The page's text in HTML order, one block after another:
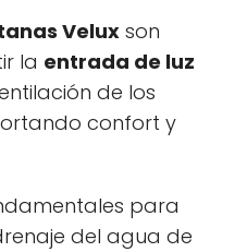
Velux son
la entrada de luz
de los
confort y
para
del agua de